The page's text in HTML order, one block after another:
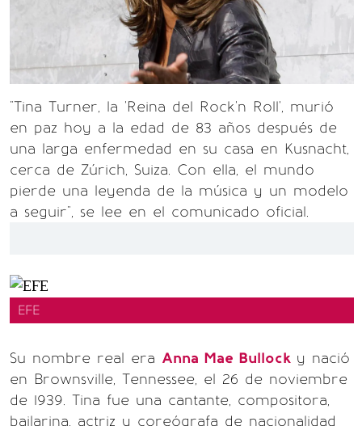
"Tina Turner, la 'Reina del Rock'n Roll', murió
en paz hoy a la edad de 83 años después de
una larga enfermedad en su casa en Kusnacht,
cerca de Zúrich, Suiza. Con ella, el mundo
pierde una leyenda de la música y un modelo
a seguir", se lee en el comunicado oficial.
EFE
Su nombre real era Anna Mae Bullock y nació
en Brownsville, Tennessee, el 26 de noviembre
de 1939. Tina fue una cantante, compositora,
bailarina, actriz y coreógrafa de nacionalidad